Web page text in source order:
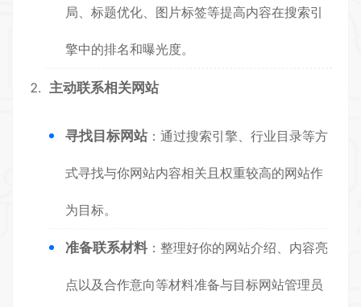
局、标题优化、图片标签等提高内容在搜索引
擎中的排名和曝光度。
主动联系相关网站
寻找目标网站：通过搜索引擎、行业目录等方
式寻找与你网站内容相关且权重较高的网站作
为目标。
准备联系材料：整理好你的网站介绍、内容亮
点以及合作意向等材料准备与目标网站管理员